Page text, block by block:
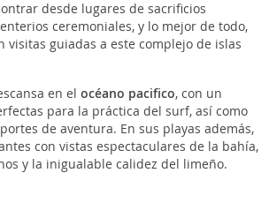
desde lugares de sacrificios
ceremoniales, y lo mejor de todo,
visitas guiadas a este complejo de islas
en el océano pacifico, con un
para la práctica del surf, así como
de aventura. En sus playas además,
con vistas espectaculares de la bahía,
y la inigualable calidez del limeño.